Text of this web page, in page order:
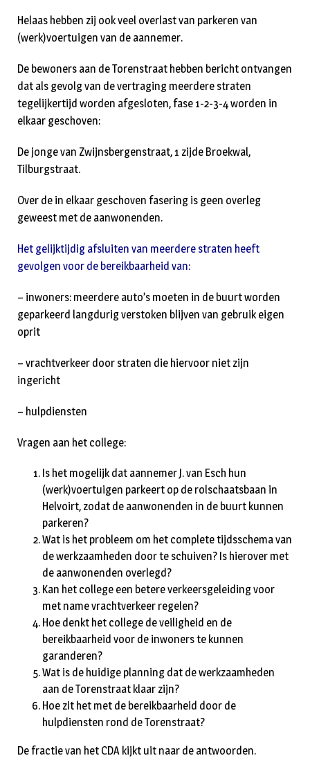
Helaas hebben zij ook veel overlast van parkeren van
(werk)voertuigen van de aannemer.
De bewoners aan de Torenstraat hebben bericht ontvangen
dat als gevolg van de vertraging meerdere straten
tegelijkertijd worden afgesloten, fase 1-2-3-4 worden in
elkaar geschoven:
De jonge van Zwijnsbergenstraat, 1 zijde Broekwal,
Tilburgstraat.
Over de in elkaar geschoven fasering is geen overleg
geweest met de aanwonenden.
Het gelijktijdig afsluiten van meerdere straten heeft
gevolgen voor de bereikbaarheid van:
– inwoners: meerdere auto’s moeten in de buurt worden
geparkeerd langdurig verstoken blijven van gebruik eigen
oprit
– vrachtverkeer door straten die hiervoor niet zijn
ingericht
– hulpdiensten
Vragen aan het college:
Is het mogelijk dat aannemer J. van Esch hun
(werk)voertuigen parkeert op de rolschaatsbaan in
Helvoirt, zodat de aanwonenden in de buurt kunnen
parkeren?
Wat is het probleem om het complete tijdsschema van
de werkzaamheden door te schuiven? Is hierover met
de aanwonenden overlegd?
Kan het college een betere verkeersgeleiding voor
met name vrachtverkeer regelen?
Hoe denkt het college de veiligheid en de
bereikbaarheid voor de inwoners te kunnen
garanderen?
Wat is de huidige planning dat de werkzaamheden
aan de Torenstraat klaar zijn?
Hoe zit het met de bereikbaarheid door de
hulpdiensten rond de Torenstraat?
De fractie van het CDA kijkt uit naar de antwoorden.